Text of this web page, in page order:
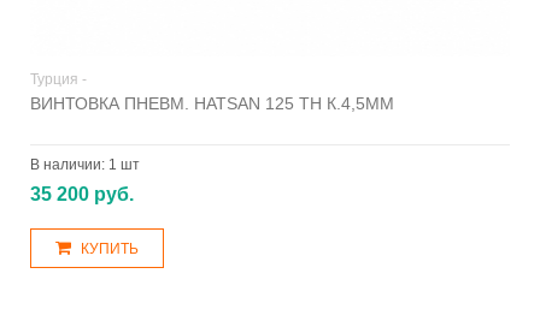
Турция -
ВИНТОВКА ПНЕВМ. HATSAN 125 TH К.4,5ММ
В наличии: 1 шт
35 200 руб.
КУПИТЬ